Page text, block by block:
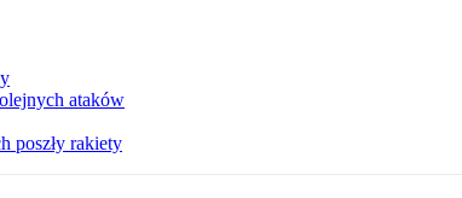
ataków
poszły rakiety